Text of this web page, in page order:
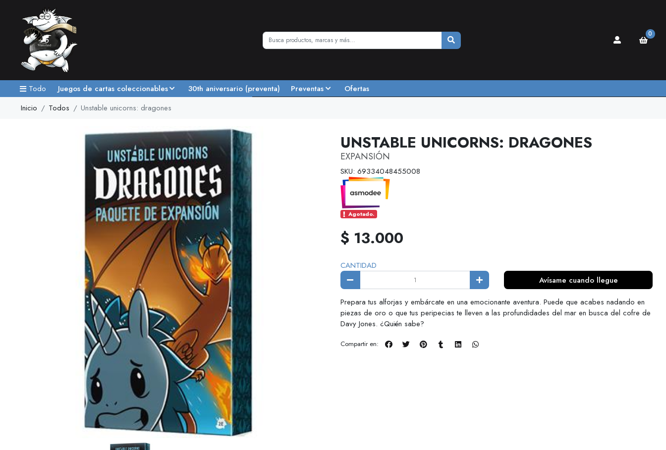
0
Todo Juegos de cartas coleccionables 30th aniversario (preventa) Preventas
Ofertas
Inicio
Todos Unstable unicorns: dragones
UNSTABLE UNICORNS: DRAGONES
EXPANSIÓN
SKU: 69334048455008
Agotado.
$ 13.000
CANTIDAD
Avísame cuando llegue
Prepara tus alforjas y embárcate en una emocionante aventura. Puede que acabes nadando en
piezas de oro o que tus peripecias te lleven a las profundidades del mar en busca del cofre de
Davy Jones. ¿Quién sabe?
Compartir en: